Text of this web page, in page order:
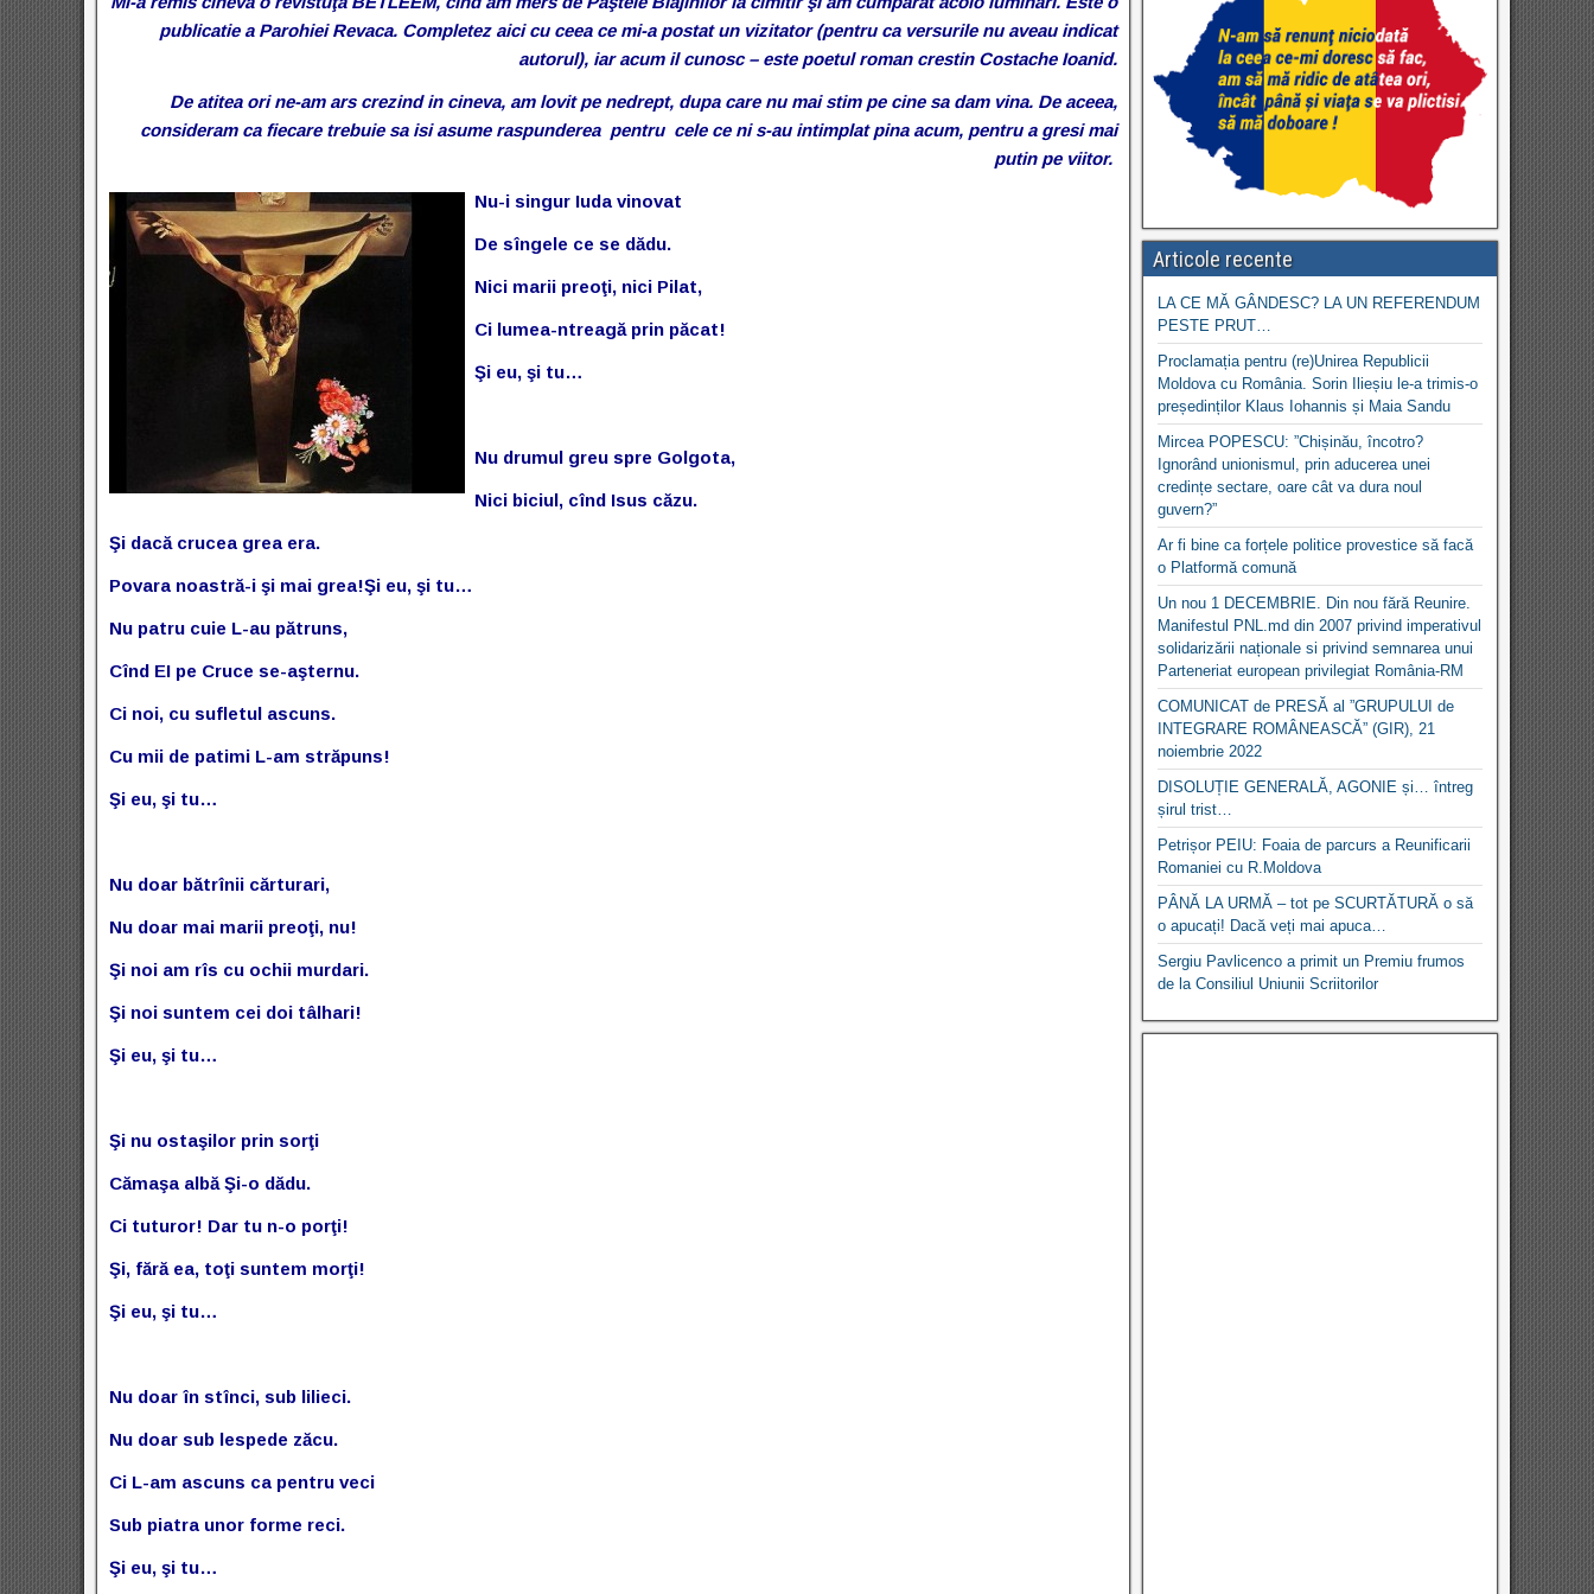
publicatie a Parohiei Revaca. Completez aici cu ceea ce mi-a postat un vizitator (pentru ca versurile nu aveau indicat
autorul), iar acum il cunosc – este poetul roman crestin Costache Ioanid.
De atitea ori ne-am ars crezind in cineva, am lovit pe nedrept, dupa care nu mai stim pe cine sa dam vina. De aceea,
consideram ca fiecare trebuie sa isi asume raspunderea pentru cele ce ni s-au intimplat pina acum, pentru a gresi mai
putin pe viitor.
Nu-i singur Iuda vinovat
De sîngele ce se dădu.
Nici marii preoţi, nici Pilat,
Ci lumea-ntreagă prin păcat!
Şi eu, şi tu…
Nu drumul greu spre Golgota,
Nici biciul, cînd Isus căzu.
Şi dacă crucea grea era.
Povara noastră-i şi mai grea!Şi eu, şi tu…
Nu patru cuie L-au pătruns,
Cînd EI pe Cruce se-aşternu.
Ci noi, cu sufletul ascuns.
Cu mii de patimi L-am străpuns!
Şi eu, şi tu…
Nu doar bătrînii cărturari,
Nu doar mai marii preoţi, nu!
Şi noi am rîs cu ochii murdari.
Şi noi suntem cei doi tâlhari!
Şi eu, şi tu…
Şi nu ostaşilor prin sorţi
Cămaşa albă Şi-o dădu.
Ci tuturor! Dar tu n-o porţi!
Şi, fără ea, toţi suntem morţi!
Şi eu, şi tu…
Nu doar în stînci, sub lilieci.
Nu doar sub lespede zăcu.
Ci L-am ascuns ca pentru veci
Sub piatra unor forme reci.
Şi eu, şi tu…
Articole recente
LA CE MĂ GÂNDESC? LA UN REFERENDUM
PESTE PRUT…
Proclamația pentru (re)Unirea Republicii
Moldova cu România. Sorin Ilieșiu le-a trimis-o
președinților Klaus Iohannis și Maia Sandu
Mircea POPESCU: ”Chișinău, încotro?
Ignorând unionismul, prin aducerea unei
credințe sectare, oare cât va dura noul
guvern?”
Ar fi bine ca forțele politice provestice să facă
o Platformă comună
Un nou 1 DECEMBRIE. Din nou fără Reunire.
Manifestul PNL.md din 2007 privind imperativul
solidarizării naționale si privind semnarea unui
Parteneriat european privilegiat România-RM
COMUNICAT de PRESĂ al ”GRUPULUI de
INTEGRARE ROMÂNEASCĂ” (GIR), 21
noiembrie 2022
DISOLUȚIE GENERALĂ, AGONIE și… întreg
șirul trist…
Petrișor PEIU: Foaia de parcurs a Reunificarii
Romaniei cu R.Moldova
PÂNĂ LA URMĂ – tot pe SCURTĂTURĂ o să
o apucați! Dacă veți mai apuca…
Sergiu Pavlicenco a primit un Premiu frumos
de la Consiliul Uniunii Scriitorilor